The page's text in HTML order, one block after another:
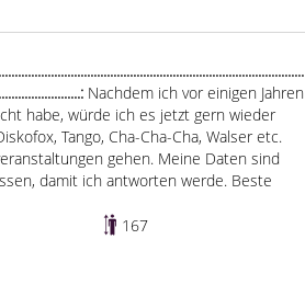
Nachdem ich vor einigen Jahren
habe, würde ich es jetzt gern wieder
Tango, Cha-Cha-Cha, Walser etc.
gehen. Meine Daten sind
damit ich antworten werde. Beste
167